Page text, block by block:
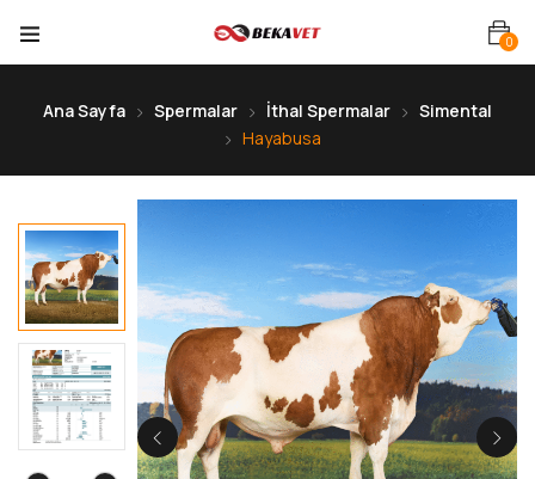
0
Ana Sayfa Spermalar İthal Spermalar
Simental
Hayabusa